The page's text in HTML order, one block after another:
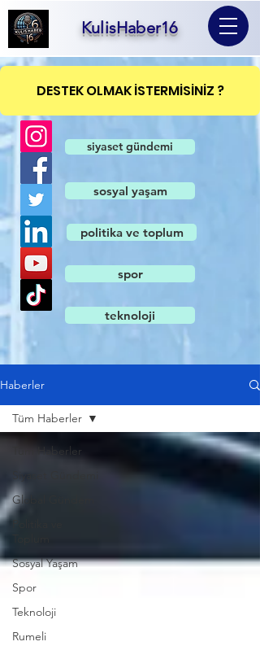
KulisHaber16
DESTEK OLMAK İSTERMİSİNİZ ?
siyaset gündemi
sosyal yaşam
politika ve toplum
spor
teknoloji
Haberler
Tüm Haberler
Global Gündem
Sosyal Yaşam
Spor
Teknoloji
Rumeli
Tüm Haberler